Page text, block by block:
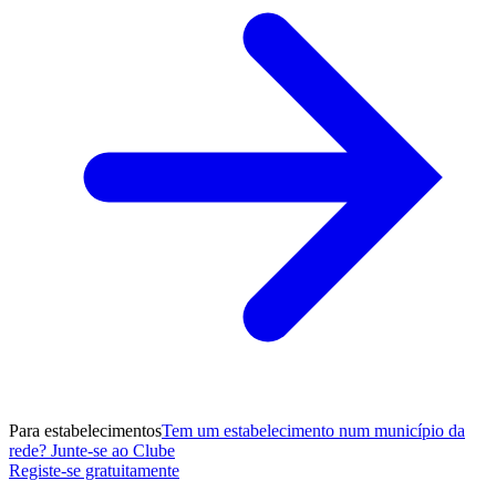
Para estabelecimentosTem um estabelecimento num município da
rede? Junte-se ao Clube
Registe-se gratuitamente